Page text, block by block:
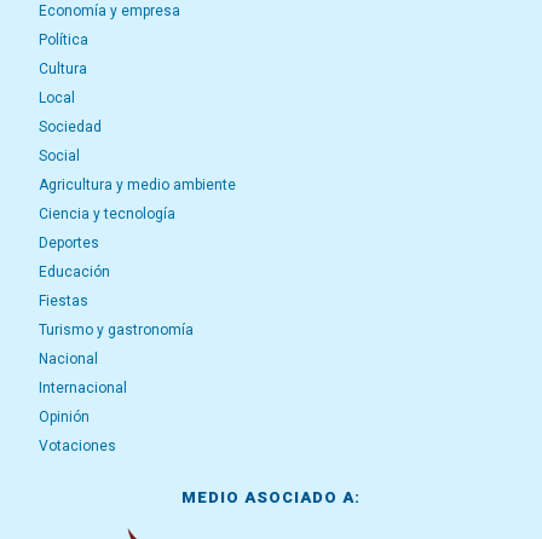
Economía y empresa
Política
Cultura
Local
Sociedad
Social
Agricultura y medio ambiente
Ciencia y tecnología
Deportes
Educación
Fiestas
Turismo y gastronomía
Nacional
Internacional
Opinión
Votaciones
MEDIO ASOCIADO A: